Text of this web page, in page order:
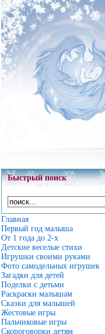
Быстрый поиск
Главная
Первый год малыша
От 1 года до 2-х
Детские веселые стихи
Игрушки своими руками
Фото самодельных игрушек
Загадки для детей
Поделки с детьми
Раскраски малышам
Сказки для малышей
Жестовые игры
Пальчиковые игры
Скороговорки детям